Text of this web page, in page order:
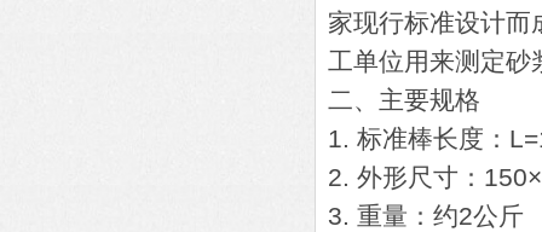
家现行标准设计而
工单位用来测定砂
二、主要规格
1. 标准棒长度：
2. 外形尺寸：
3. 重量：约2公斤